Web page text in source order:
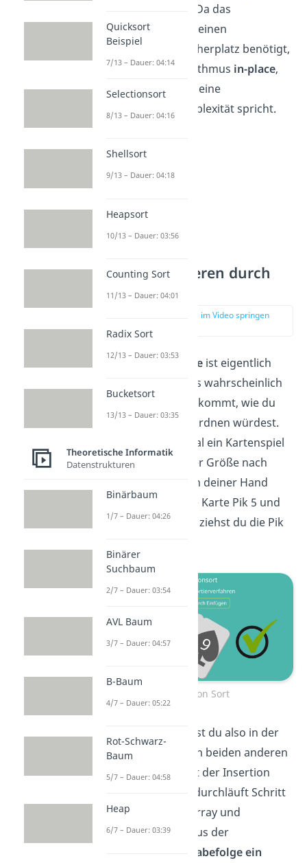
arbeitet. Da das
Sortierverfahren keinen
zusätzlichen Speicherplatz benötigt,
arbeitet der Algorithmus in-place,
was natürlich für seine
Speicherplatzkomplexität spricht.
Prinzip: Sortieren durch
Einfügen
zur Stelle im Video springen
DerGrundgedanke ist eigentlich
ganz einfach, da es wahrscheinlich
dem am nächsten kommt, wie du
selbst die Zahlen ordnen würdest.
Stell dir einfach mal ein Kartenspiel
vor, welches du der Größe nach
sortieren musst. In deiner Hand
hast du bereits die Karte Pik 5 und
Pik 9. Als nächstes ziehst du die Pik
Insertion Sort
Diese Karte ordnest du also in der
Mitte zwischen den beiden anderen
ein. Genau so geht der Insertion
Sort auch vor. Er durchläuft Schritt
für Schritt einen Array und
entnimmtdabei aus der
unsortierten Eingabefolge ein
Quicksort
Beispiel
7/13 – Dauer: 04:14
Selectionsort
8/13 – Dauer: 04:16
Shellsort
9/13 – Dauer: 04:18
Heapsort
10/13 – Dauer: 03:56
Counting Sort
11/13 – Dauer: 04:01
Radix Sort
12/13 – Dauer: 03:53
Bucketsort
13/13 – Dauer: 03:35
Theoretische Informatik
Datenstrukturen
Binärbaum
1/7 – Dauer: 04:26
Binärer
Suchbaum
2/7 – Dauer: 03:54
AVL Baum
3/7 – Dauer: 04:57
B-Baum
4/7 – Dauer: 05:22
Rot-Schwarz-
Baum
5/7 – Dauer: 04:58
Heap
6/7 – Dauer: 03:39